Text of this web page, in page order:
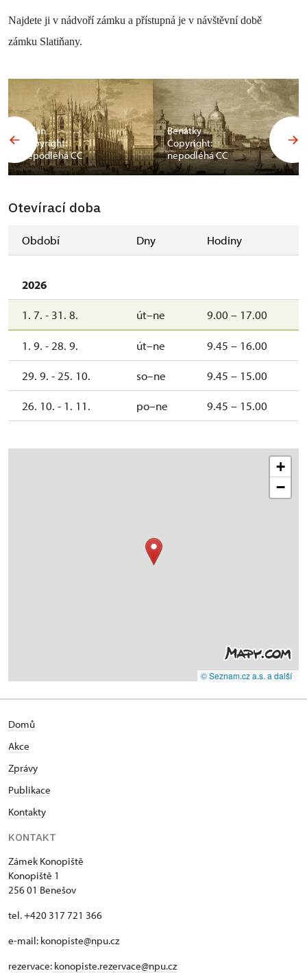
Najdete ji v nádvoří zámku a přístupná je v návštěvní době
zámku Slatiňany.
Milán
Copyright:
nepodléhá CC
Benátky
Copyright:
nepodléhá CC
Otevírací doba
Období Dny Hodiny
2026
1. 7. - 31. 8. út–ne 9.00 – 17.00
1. 9. - 28. 9. út–ne 9.45 – 16.00
29. 9. - 25. 10. so–ne 9.45 – 15.00
26. 10. - 1. 11. po–ne 9.45 – 15.00
+
−
© Seznam.cz a.s. a další
Domů
Akce
Zprávy
Publikace
Kontakty
KONTAKT
Zámek Konopiště
Konopiště 1
256 01 Benešov
tel. +420 317 721 366
e-mail: konopiste@npu.cz
rezervace: konopiste.rezervace@npu.cz